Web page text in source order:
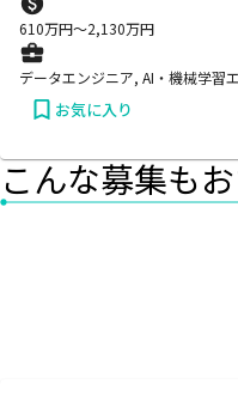
610万円〜2,130万円
データエンジニア, AI・機械学習
お気に入り
こんな募集も